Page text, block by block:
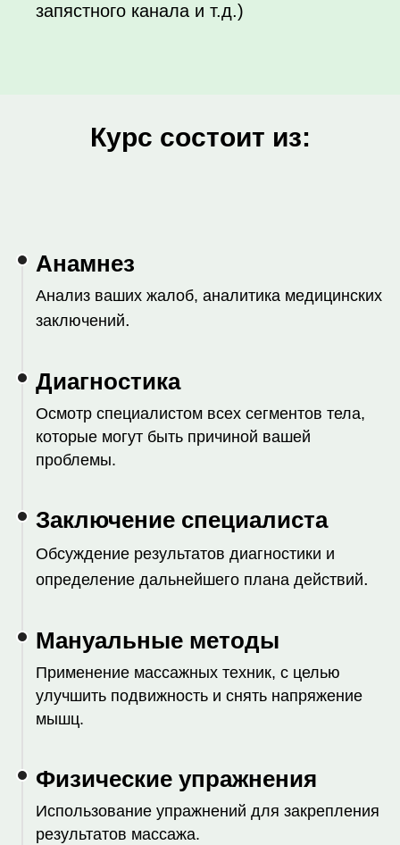
запястного канала и т.д.)
Курс состоит из:
Анамнез
Анализ ваших жалоб, аналитика медицинских
заключений.
Диагностика
Осмотр специалистом всех сегментов тела,
которые могут быть причиной вашей
проблемы.
Заключение специалиста
Обсуждение результатов диагностики и
определение дальнейшего плана действий.
Мануальные методы
Применение массажных техник, с целью
улучшить подвижность и снять напряжение
мышц.
Физические упражнения
Использование упражнений для закрепления
результатов массажа.